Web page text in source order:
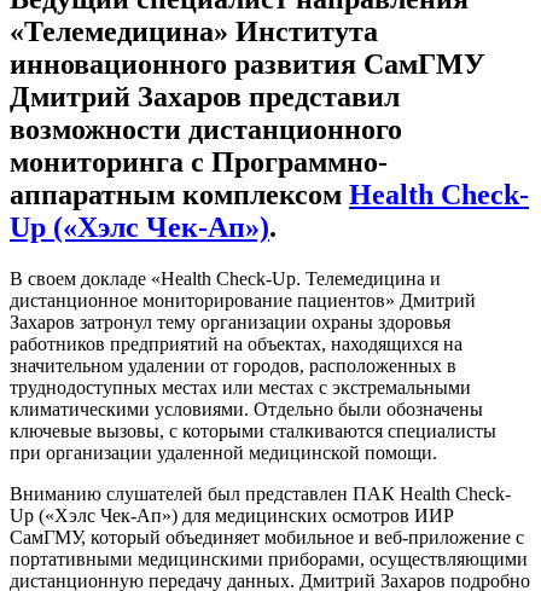
«Телемедицина» Института
инновационного развития СамГМУ
Дмитрий Захаров представил
возможности дистанционного
мониторинга с Программно-
аппаратным комплексом Health Check-
Up («Хэлс Чек-Ап»).
В своем докладе «Health Check-Up. Телемедицина и
дистанционное мониторирование пациентов» Дмитрий
Захаров затронул тему организации охраны здоровья
работников предприятий на объектах, находящихся на
значительном удалении от городов, расположенных в
труднодоступных местах или местах с экстремальными
климатическими условиями. Отдельно были обозначены
ключевые вызовы, с которыми сталкиваются специалисты
при организации удаленной медицинской помощи.
Вниманию слушателей был представлен ПАК Health Check-
Up («Хэлс Чек-Ап») для медицинских осмотров ИИР
СамГМУ, который объединяет мобильное и веб-приложение с
портативными медицинскими приборами, осуществляющими
дистанционную передачу данных. Дмитрий Захаров подробно